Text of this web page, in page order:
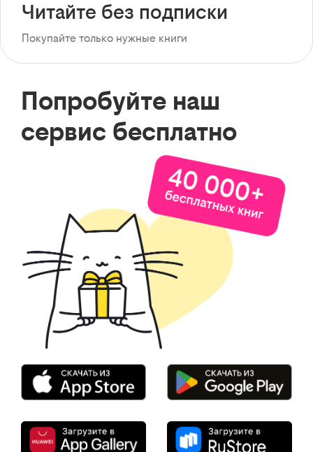
Читайте без подписки
Покупайте только нужные книги
Попробуйте наш
сервис бесплатно